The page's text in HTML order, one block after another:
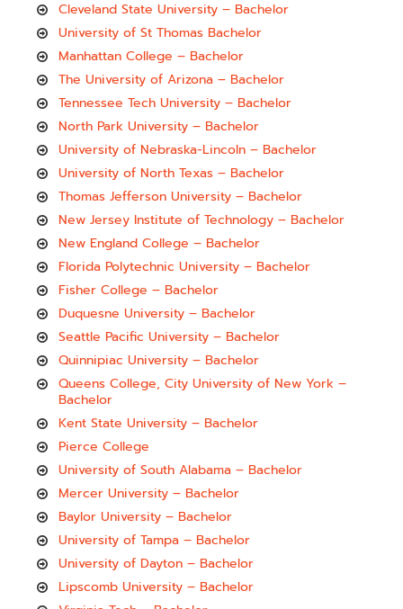
Cleveland State University – Bachelor
University of St Thomas Bachelor
Manhattan College – Bachelor
The University of Arizona – Bachelor
Tennessee Tech University – Bachelor
North Park University – Bachelor
University of Nebraska-Lincoln – Bachelor
University of North Texas – Bachelor
Thomas Jefferson University – Bachelor
New Jersey Institute of Technology – Bachelor
New England College – Bachelor
Florida Polytechnic University – Bachelor
Fisher College – Bachelor
Duquesne University – Bachelor
Seattle Pacific University – Bachelor
Quinnipiac University – Bachelor
Queens College, City University of New York –
Bachelor
Kent State University – Bachelor
Pierce College
University of South Alabama – Bachelor
Mercer University – Bachelor
Baylor University – Bachelor
University of Tampa – Bachelor
University of Dayton – Bachelor
Lipscomb University – Bachelor